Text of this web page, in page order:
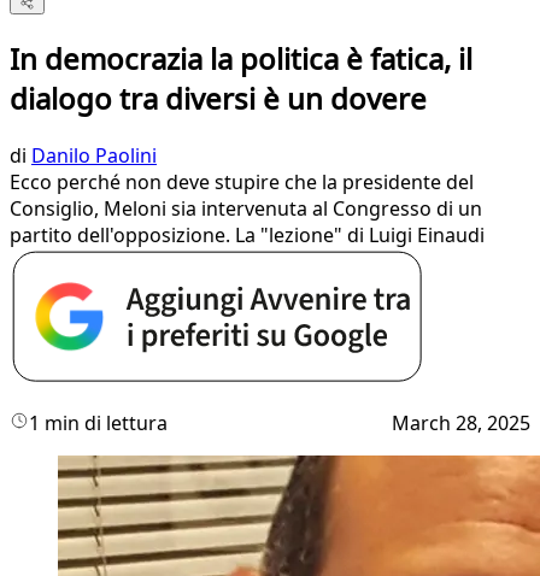
In democrazia la politica è fatica, il
dialogo tra diversi è un dovere
di Danilo Paolini
Ecco perché non deve stupire che la presidente del
Consiglio, Meloni sia intervenuta al Congresso di un
partito dell'opposizione. La "lezione" di Luigi Einaudi
1 min di lettura March 28, 2025